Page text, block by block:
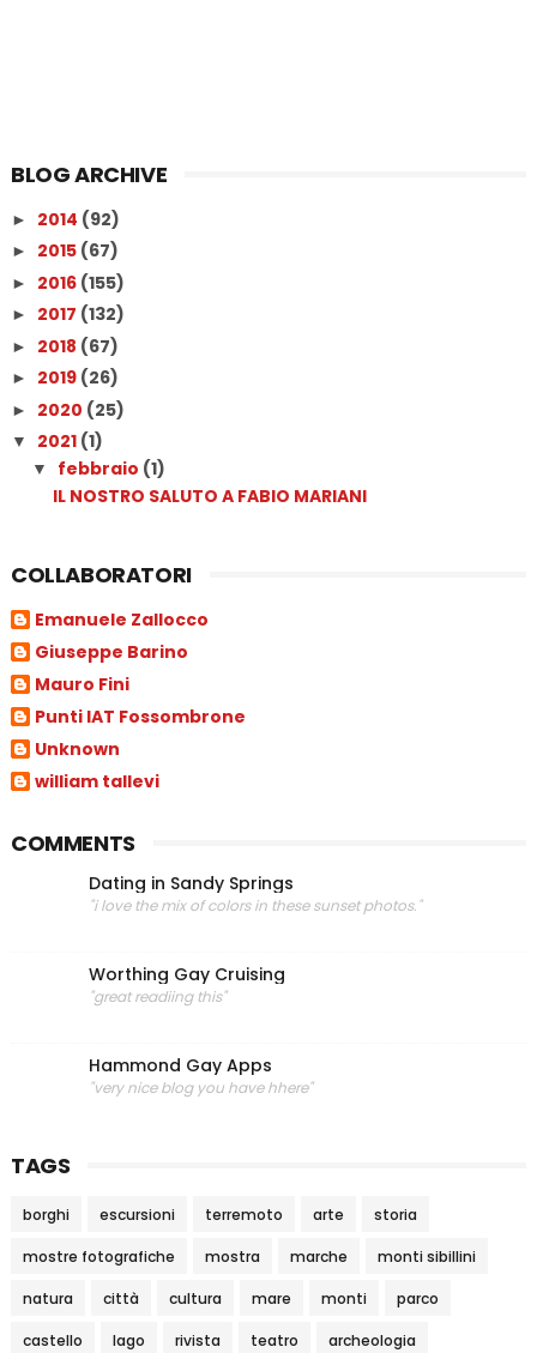
BLOG ARCHIVE
► 2014 (92)
► 2015 (67)
► 2016 (155)
► 2017 (132)
► 2018 (67)
► 2019 (26)
► 2020 (25)
▼ 2021 (1)
▼ febbraio (1)
IL NOSTRO SALUTO A FABIO MARIANI
COLLABORATORI
Emanuele Zallocco
Giuseppe Barino
Mauro Fini
Punti IAT Fossombrone
Unknown
william tallevi
COMMENTS
Dating in Sandy Springs
"i love the mix of colors in these sunset photos."
Worthing Gay Cruising
"great readiing this"
Hammond Gay Apps
"very nice blog you have hhere"
TAGS
borghi escursioni terremoto arte storia
mostre fotografiche mostra marche monti sibillini
natura città cultura mare monti parco
castello lago rivista teatro archeologia